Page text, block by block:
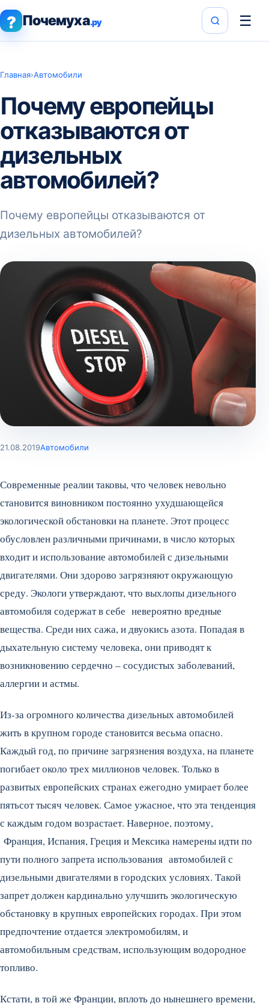
? Почемуха.ру ☰
Главная›Автомобили
Почему европейцы
отказываются от
дизельных
автомобилей?
Почему европейцы отказываются от
дизельных автомобилей?
21.08.2019Автомобили
Современные реалии таковы, что человек невольно
становится виновником постоянно ухудшающейся
экологической обстановки на планете. Этот процесс
обусловлен различными причинами, в число которых
входит и использование автомобилей с дизельными
двигателями. Они здорово загрязняют окружающую
среду. Экологи утверждают, что выхлопы дизельного
автомобиля содержат в себе невероятно вредные
вещества. Среди них сажа, и двуокись азота. Попадая в
дыхательную систему человека, они приводят к
возникновению сердечно – сосудистых заболеваний,
аллергии и астмы.
Из-за огромного количества дизельных автомобилей
жить в крупном городе становится весьма опасно.
Каждый год, по причине загрязнения воздуха, на планете
погибает около трех миллионов человек. Только в
развитых европейских странах ежегодно умирает более
пятьсот тысяч человек. Самое ужасное, что эта тенденция
с каждым годом возрастает. Наверное, поэтому,
Франция, Испания, Греция и Мексика намерены идти по
пути полного запрета использования автомобилей с
дизельными двигателями в городских условиях. Такой
запрет должен кардинально улучшить экологическую
обстановку в крупных европейских городах. При этом
предпочтение отдается электромобилям, и
автомобильным средствам, использующим водородное
топливо.
Кстати, в той же Франции, вплоть до нынешнего времени,